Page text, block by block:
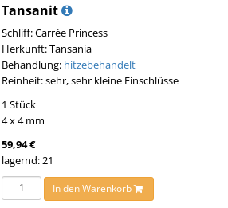
Tansanit
Schliff: Carrée Princess
Herkunft: Tansania
Behandlung: hitzebehandelt
Reinheit: sehr, sehr kleine Einschlüsse
1 Stück
4 x 4 mm
59,94 €
lagernd: 21
In den Warenkorb